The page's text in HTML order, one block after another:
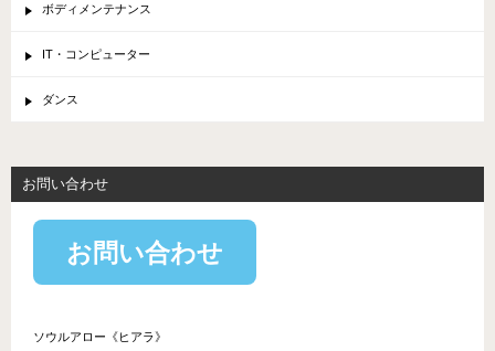
ボディメンテナンス
IT・コンピューター
ダンス
お問い合わせ
お問い合わせ
ソウルアロー《ヒアラ》